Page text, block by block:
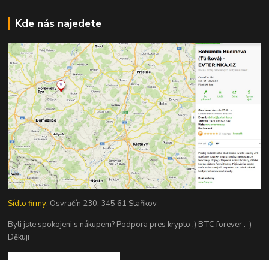
Kde nás najedete
Sídlo firmy: Osvračín 230, 345 61 Staňkov
Byli jste spokojeni s nákupem? Podpora pres krypto :) BTC forever :-)
Děkuji